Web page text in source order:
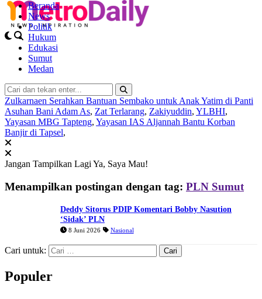
Beranda
News
Politik
Hukum
Edukasi
Sumut
Medan
Zulkarnaen Serahkan Bantuan Sembako untuk Anak Yatim di Panti
Asuhan Bani Adam As, Zat Terlarang, Zakiyuddin, YLBHI,
Yayasan MBG Tapteng, Yayasan IAS Aljannah Bantu Korban
Banjir di Tapsel,
Jangan Tampilkan Lagi Ya, Saya Mau!
Menampilkan postingan dengan tag: PLN Sumut
Deddy Sitorus PDIP Komentari Bobby Nasution
‘Sidak’ PLN
8 Juni 2026 Nasional
Cari untuk:
Populer